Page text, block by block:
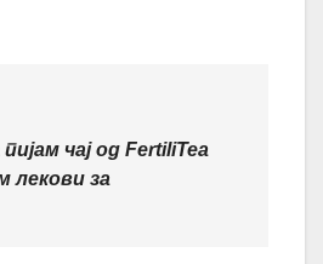
чај од FertiliTea
лекови за